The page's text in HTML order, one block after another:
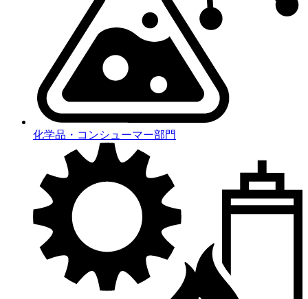
化学品・コンシューマー部門